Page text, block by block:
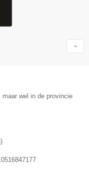
wel in de provincie
)